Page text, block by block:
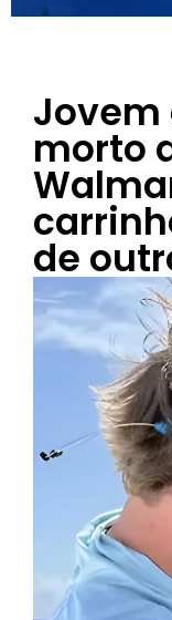
Jovem
morto
de